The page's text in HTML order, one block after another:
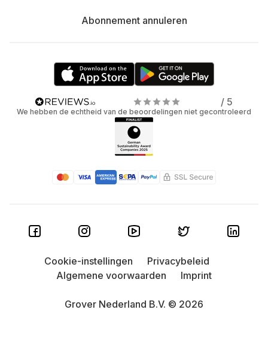
Abonnement annuleren
/ 5
We hebben de echtheid van de beoordelingen niet gecontroleerd
Grover Nederland B.V. © 2026
Cookie-instellingen
Privacybeleid
Algemene voorwaarden
Imprint